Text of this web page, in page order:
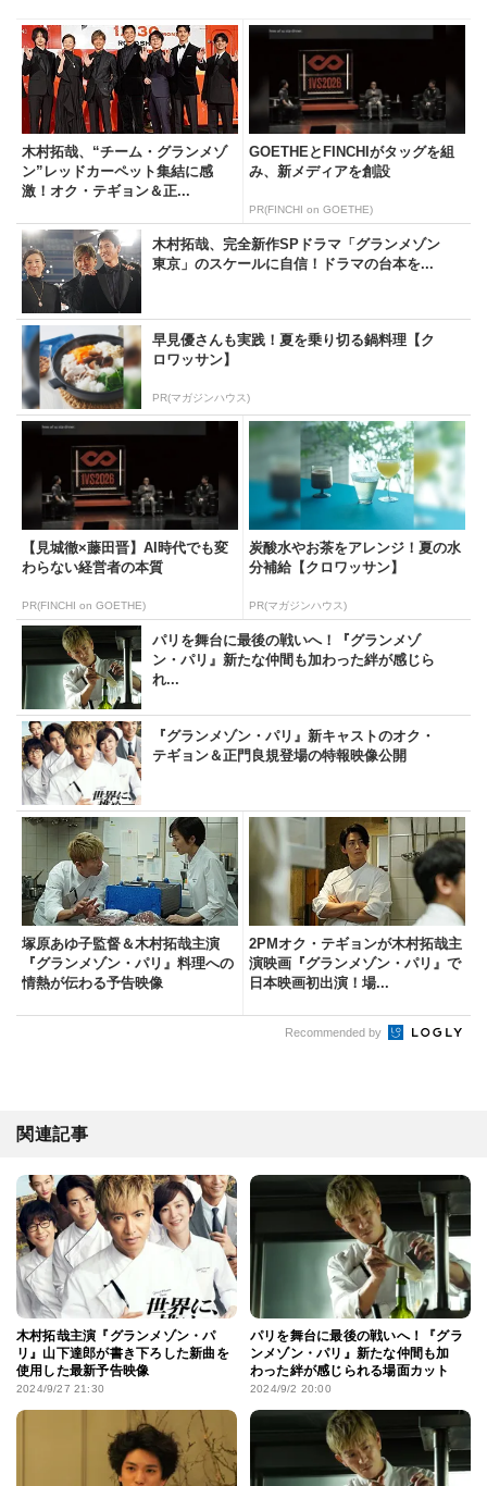
木村拓哉、“チーム・グランメゾ
ン”レッドカーペット集結に感
激！オク・テギョン＆正...
GOETHEとFINCHIがタッグを組
み、新メディアを創設
PR(FINCHI on GOETHE)
木村拓哉、完全新作SPドラマ「グランメゾン
東京」のスケールに自信！ドラマの台本を...
早見優さんも実践！夏を乗り切る鍋料理【ク
ロワッサン】
PR(マガジンハウス)
【見城徹×藤田晋】AI時代でも変
わらない経営者の本質
PR(FINCHI on GOETHE)
炭酸水やお茶をアレンジ！夏の水
分補給【クロワッサン】
PR(マガジンハウス)
パリを舞台に最後の戦いへ！『グランメゾ
ン・パリ』新たな仲間も加わった絆が感じら
れ...
『グランメゾン・パリ』新キャストのオク・
テギョン＆正門良規登場の特報映像公開
塚原あゆ子監督＆木村拓哉主演
『グランメゾン・パリ』料理への
情熱が伝わる予告映像
2PMオク・テギョンが木村拓哉主
演映画『グランメゾン・パリ』で
日本映画初出演！場...
Recommended by
関連記事
木村拓哉主演『グランメゾン・パ
リ』山下達郎が書き下ろした新曲を
使用した最新予告映像
2024/9/27 21:30
パリを舞台に最後の戦いへ！『グラ
ンメゾン・パリ』新たな仲間も加
わった絆が感じられる場面カット
2024/9/2 20:00